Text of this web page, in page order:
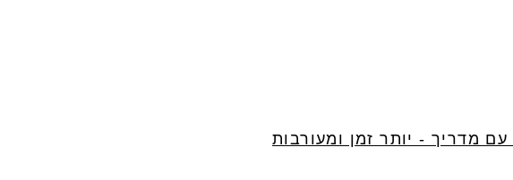
מדריך - יותר זמן ומעורבות